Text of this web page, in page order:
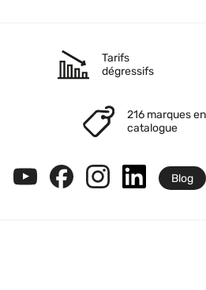
Tarifs
dégressifs
216 marques en
catalogue
Blog